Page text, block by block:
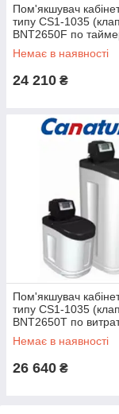
Пом'якшувач
типу CS1-1035
BNT2650F по
Немає в наявності
24 210 ₴
Пом'якшувач
типу CS1-1035
BNT2650T по
Немає в наявності
26 640 ₴